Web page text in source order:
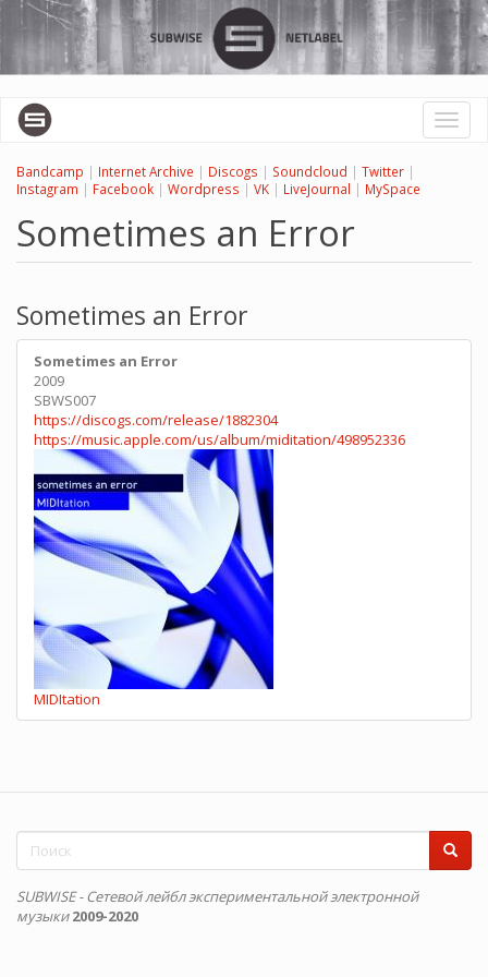
Перейти
основному
содержанию
Toggle
Bandcamp | Internet Archive | Discogs | Soundcloud | Twitter |
Instagram | Facebook | Wordpress | VK | LiveJournal | MySpace
Sometimes an Error
Sometimes an Error
Sometimes an Error
2009
SBWS007
https://discogs.com/release/1882304
https://music.apple.com/us/album/miditation/498952336
MIDItation
Форма
поиска
SUBWISE - Сетевой лейбл экспериментальной электронной
музыки 2009-2020